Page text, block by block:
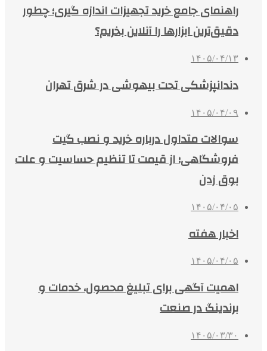
راهنمای جامع خرید تجهیزات اندازه گیری؛ چطور
دقیق‌ترین ابزارها را آنلاین بخریم؟
۱۴۰۵/۰۴/۱۳
دندانپزشکی تحت بیهوشی در شرق تهران
۱۴۰۵/۰۴/۰۹
سوالات متداول درباره خرید و نصب گیت
فروشگاهی؛ از قیمت تا تنظیم حساسیت و علت
بوق زدن
۱۴۰۵/۰۴/۰۵
اخبار هفته
۱۴۰۵/۰۴/۰۵
اهمیت آگهی برای تبلیغ محصول، خدمات و
برندینگ در صنعت
۱۴۰۵/۰۳/۳۰